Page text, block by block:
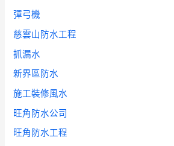
彈弓機
慈雲山防水工程
抓漏水
新界區防水
施工裝修風水
旺角防水公司
旺角防水工程